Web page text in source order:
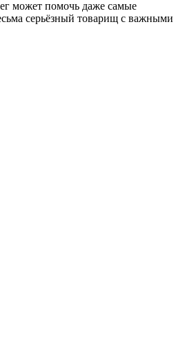
может помочь даже самые
серьёзный товарищ с важными